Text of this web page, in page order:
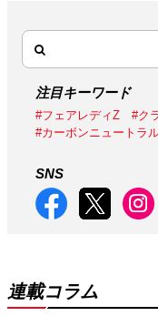
注目キーワード
#フェアレディZ #ク
#カーボンニュートラ
SNS
連載コラム